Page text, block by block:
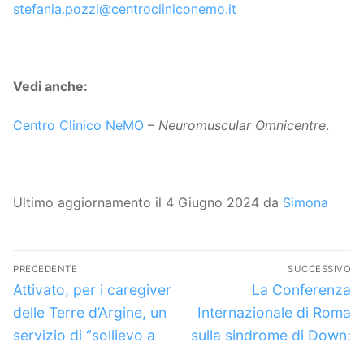
stefania.pozzi@centrocliniconemo.it
Vedi anche:
Centro Clinico NeMO – Neuromuscular Omnicentre.
Ultimo aggiornamento il 4 Giugno 2024 da Simona
Navigazione
articoli
PRECEDENTE
Articolo
precedente:
Attivato, per i caregiver
delle Terre d’Argine, un
servizio di “sollievo a
SUCCESSIVO
Articolo
successivo:
La Conferenza
Internazionale di Roma
sulla sindrome di Down: